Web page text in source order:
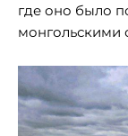
где оно было
монгольскими